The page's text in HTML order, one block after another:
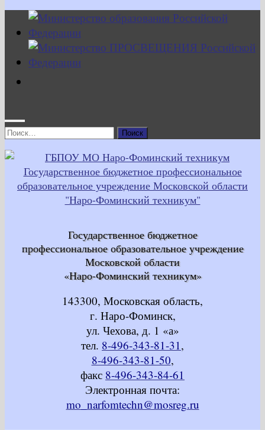
Найти:
Государственное бюджетное
профессиональное образовательное учреждение
Московской области
«Наро-Фоминский техникум»
143300, Московская область,
г. Наро-Фоминск,
ул. Чехова, д. 1 «а»
тел. 8-496-343-81-31,
8-496-343-81-50,
факс 8-496-343-84-61
Электронная почта:
mo_narfomtechn@mosreg.ru